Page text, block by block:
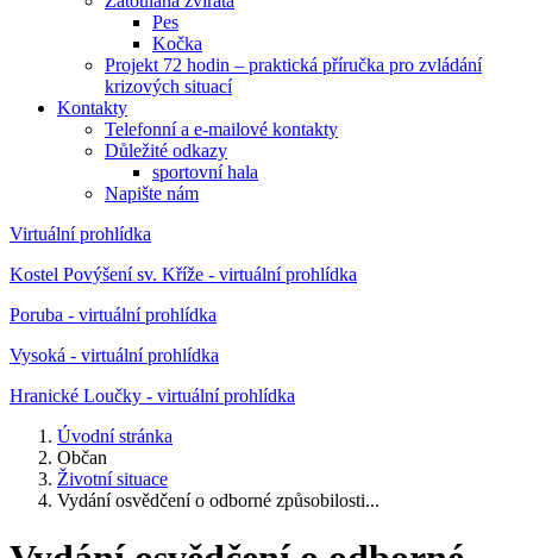
Pes
Kočka
Projekt 72 hodin – praktická příručka pro zvládání
krizových situací
Kontakty
Telefonní a e-mailové kontakty
Důležité odkazy
sportovní hala
Napište nám
Virtuální prohlídka
Kostel Povýšení sv. Kříže - virtuální prohlídka
Poruba - virtuální prohlídka
Vysoká - virtuální prohlídka
Hranické Loučky - virtuální prohlídka
Úvodní stránka
Občan
Životní situace
Vydání osvědčení o odborné způsobilosti...